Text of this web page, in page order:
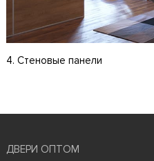
4. Стеновые панели
ДВЕРИ ОПТОМ